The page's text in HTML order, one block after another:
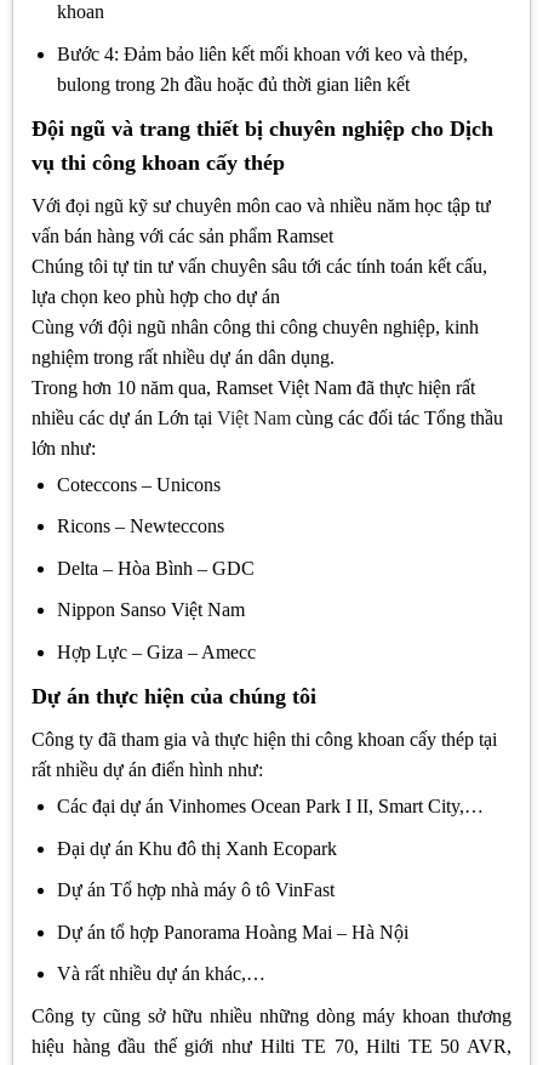
khoan
Bước 4: Đảm bảo liên kết mối khoan với keo và thép,
bulong trong 2h đầu hoặc đủ thời gian liên kết
Đội ngũ và trang thiết bị chuyên nghiệp cho Dịch
vụ thi công khoan cấy thép
Với đọi ngũ kỹ sư chuyên môn cao và nhiều năm học tập tư
vấn bán hàng với các sản phẩm Ramset
Chúng tôi tự tin tư vấn chuyên sâu tới các tính toán kết cấu,
lựa chọn keo phù hợp cho dự án
Cùng với đội ngũ nhân công thi công chuyên nghiệp, kinh
nghiệm trong rất nhiều dự án dân dụng.
Trong hơn 10 năm qua, Ramset Việt Nam đã thực hiện rất
nhiều các dự án Lớn tại Việt Nam cùng các đối tác Tổng thầu
lớn như:
Coteccons – Unicons
Ricons – Newteccons
Delta – Hòa Bình – GDC
Nippon Sanso Việt Nam
Hợp Lực – Giza – Amecc
Dự án thực hiện của chúng tôi
Công ty đã tham gia và thực hiện thi công khoan cấy thép tại
rất nhiều dự án điển hình như:
Các đại dự án Vinhomes Ocean Park I II, Smart City,…
Đại dự án Khu đô thị Xanh Ecopark
Dự án Tổ hợp nhà máy ô tô VinFast
Dự án tổ hợp Panorama Hoàng Mai – Hà Nội
Và rất nhiều dự án khác,…
Công ty cũng sở hữu nhiều những dòng máy khoan thương
hiệu hàng đầu thế giới như Hilti TE 70, Hilti TE 50 AVR,